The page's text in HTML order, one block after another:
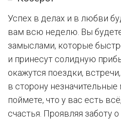
Успех в делах и в любви
вам всю неделю. Вы
замыслами, которые
и принесут солидную
окажутся поездки,
в сторону
поймете, что у вас есть
счастья. Проявляя заботу